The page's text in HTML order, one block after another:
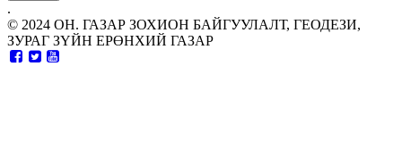
.
© 2024 ОН. ГАЗАР ЗОХИОН БАЙГУУЛАЛТ, ГЕОДЕЗИ,
ЗУРАГ ЗҮЙН ЕРӨНХИЙ ГАЗАР